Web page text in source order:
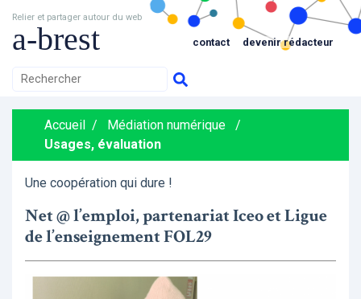
Relier et partager autour du web
a-brest contact devenir rédacteur
Accueil / Médiation numérique
/
Usages, évaluation
Une coopération qui dure !
Net @ l’emploi, partenariat Iceo et Ligue
de l’enseignement FOL29